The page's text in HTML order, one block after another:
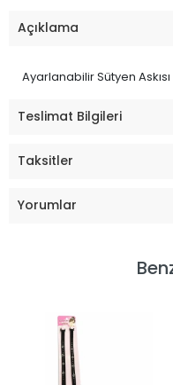
Açıklama
Ayarlanabilir Sütyen Askısı
Teslimat Bilgileri
Taksitler
Yorumlar